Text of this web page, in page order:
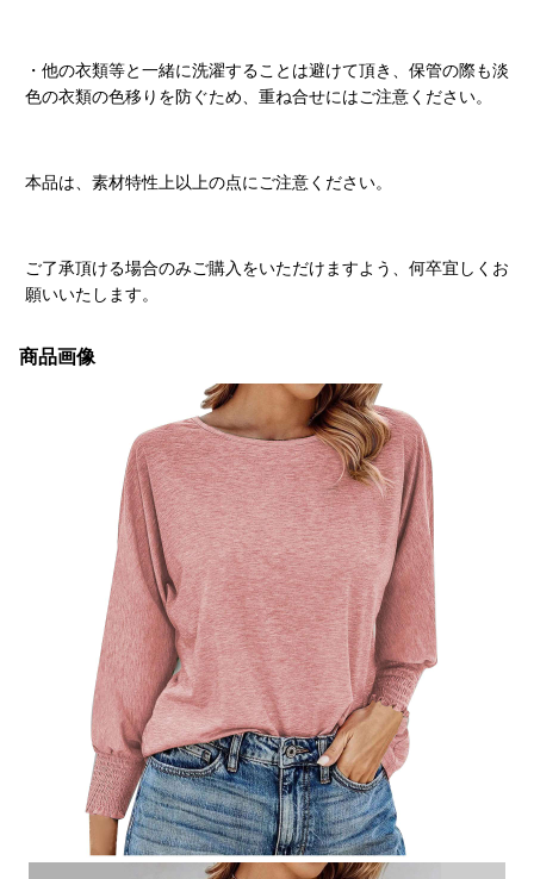
・他の衣類等と一緒に洗濯することは避けて頂き、保管の際も淡
色の衣類の色移りを防ぐため、重ね合せにはご注意ください。
本品は、素材特性上以上の点にご注意ください。
ご了承頂ける場合のみご購入をいただけますよう、何卒宜しくお
願いいたします。
商品画像